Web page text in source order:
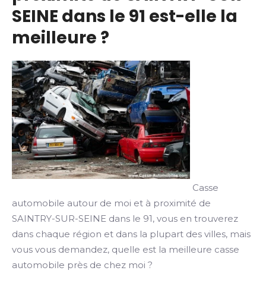
SEINE dans le 91 est-elle la
meilleure ?
Casse
automobile autour de moi et à proximité de
SAINTRY-SUR-SEINE dans le 91, vous en trouverez
dans chaque région et dans la plupart des villes, mais
vous vous demandez, quelle est la meilleure casse
automobile près de chez moi ?